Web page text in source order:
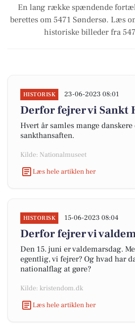
En lang række spændende
berettes om 5471 Søndersø. Læs
historiske billeder fra
HISTORISK 23-06-2023 08:01
Derfor fejrer vi Sankt
Hvert år samles mange
sankthansaften.
Kilde: Nationalmuseet
Læs hele artiklen her
HISTORISK 15-06-2023 08:04
Derfor fejrer vi
Den 15. juni er valdemarsdag.
egentlig, vi fejrer? Og hvad har
nationalflag at gøre?
Kilde: kristendom.dk
Læs hele artiklen her